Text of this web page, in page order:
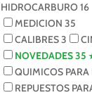
HIDROCARBURO 16
MEDICION 35
CALIBRES3
NOVEDADES35
QUIMICOS PARA
REPUESTOS